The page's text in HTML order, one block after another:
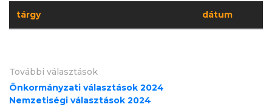
tárgy dátum
További választások
Önkormányzati választások 2024
Nemzetiségi választások 2024